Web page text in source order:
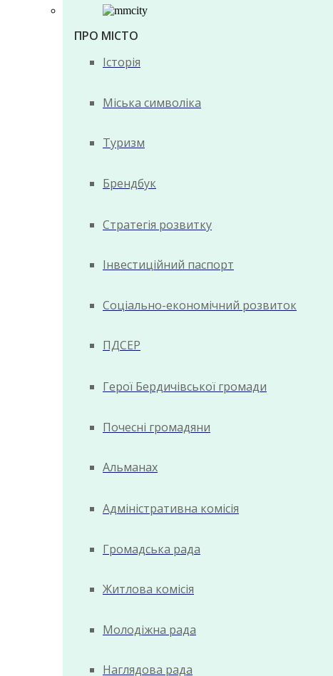
ПРО МІСТО
Історія
Міська символіка
Туризм
Брендбук
Стратегія розвитку
Інвестиційний паспорт
Соціально-економічний розвиток
ПДСЕР
Герої Бердичівської громади
Почесні громадяни
Альманах
Адміністративна комісія
Громадська рада
Житлова комісія
Молодіжна рада
Наглядова рада